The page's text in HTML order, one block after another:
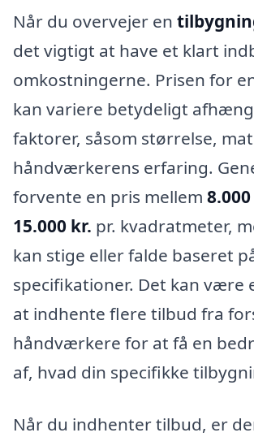
Når du overvejer en
det vigtigt at have et klart
omkostningerne. Prisen for
kan variere betydeligt
faktorer, såsom størrelse,
håndværkerens erfaring.
forvente en pris mellem
15.000 kr. pr. kvadratmeter,
kan stige eller falde baseret
specifikationer. Det kan være
at indhente flere tilbud fra
håndværkere for at få en
af, hvad din specifikke
Når du indhenter tilbud, er